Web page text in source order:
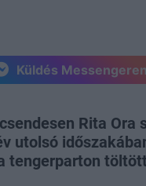
Küldés Messengeren
Rita Ora
utolsó
tengerparton